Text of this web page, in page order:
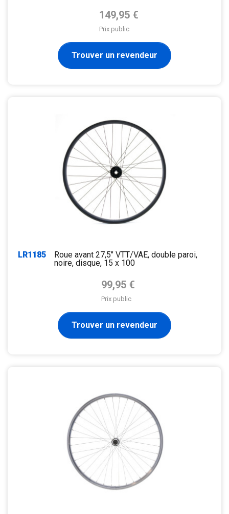
Prix de base
149,95 €
Prix public
Trouver un revendeur
LR1185
Roue avant 27,5" VTT/VAE, double paroi,
noire, disque, 15 x 100
Prix de base
99,95 €
Prix public
Trouver un revendeur